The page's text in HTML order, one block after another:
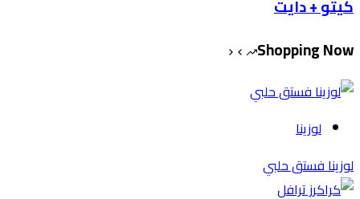
+ دايت
Shopping
لوزينا
فستق حلبي